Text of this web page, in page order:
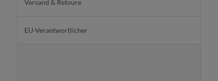
Versand & Retoure
EU-Verantwortlicher